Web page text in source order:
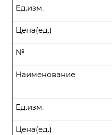
Ед.изм.
Цена(ед.)
№
Наименование
Ед.изм.
Цена(ед.)